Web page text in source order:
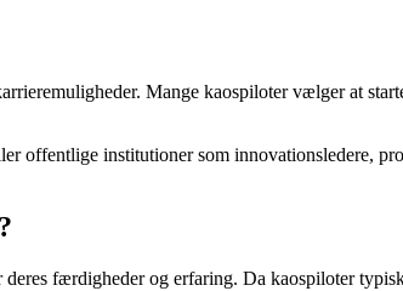
Mange kaospiloter vælger at
offentlige institutioner som innovationsledere,
færdigheder og erfaring. Da kaospiloter